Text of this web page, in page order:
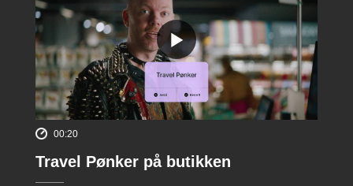
00:20
Travel Pønker på butikken